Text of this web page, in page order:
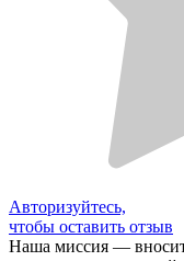
Авторизуйтесь,
чтобы оставить отзыв
Наша миссия —